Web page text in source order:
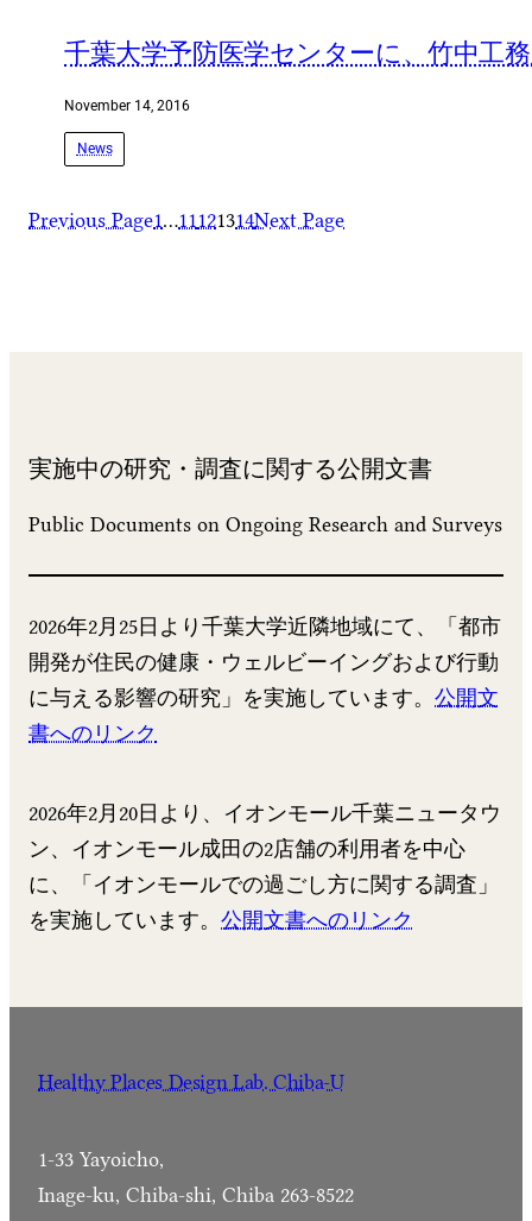
千葉大学予防医学センターに、竹中工
November 14, 2016
News
Previous Page1…11121314Next Page
実施中の研究・調査に関する公開文書
Public Documents on Ongoing Research and Surveys
2026年2月25日より千葉大学近隣地域にて、「都市
開発が住民の健康・ウェルビーイングおよび行動
に与える影響の研究」を実施しています。公開文
書へのリンク
2026年2月20日より、イオンモール千葉ニュータウ
ン、イオンモール成田の2店舗の利用者を中心
に、「イオンモールでの過ごし方に関する調査」
を実施しています。公開文書へのリンク
Healthy Places Design Lab. Chiba-U
1-33 Yayoicho,
Inage-ku, Chiba-shi, Chiba 263-8522